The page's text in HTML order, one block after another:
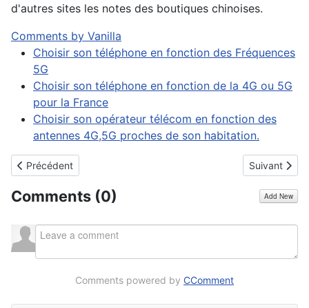
d'autres sites les notes des boutiques chinoises.
Comments by Vanilla
Choisir son téléphone en fonction des Fréquences
5G
Choisir son téléphone en fonction de la 4G ou 5G
pour la France
Choisir son opérateur télécom en fonction des
antennes 4G,5G proches de son habitation.
Article précédent : Un petit rien qui change internet, le fibre
Précédent Article
Suivant
Comments (0) Add New
Comments powered by CComment